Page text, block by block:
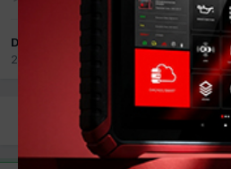
Da elmiki1
28 Marzo 2012
Pagina 1 di 2